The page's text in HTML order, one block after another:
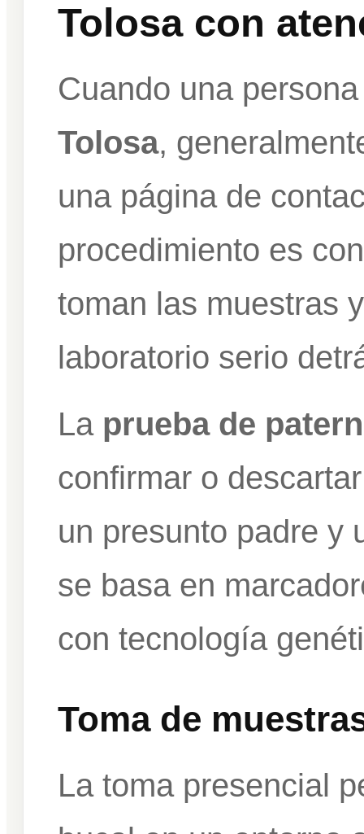
Tolosa con
Cuando una
Tolosa,
una página de
procedimiento es
toman las muestras
laboratorio serio
La prueba de
confirmar o
un presunto padre y
se basa en
con tecnología
Toma de
La toma presencial